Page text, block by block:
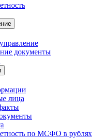
документы
лица
по МСФО в рублях